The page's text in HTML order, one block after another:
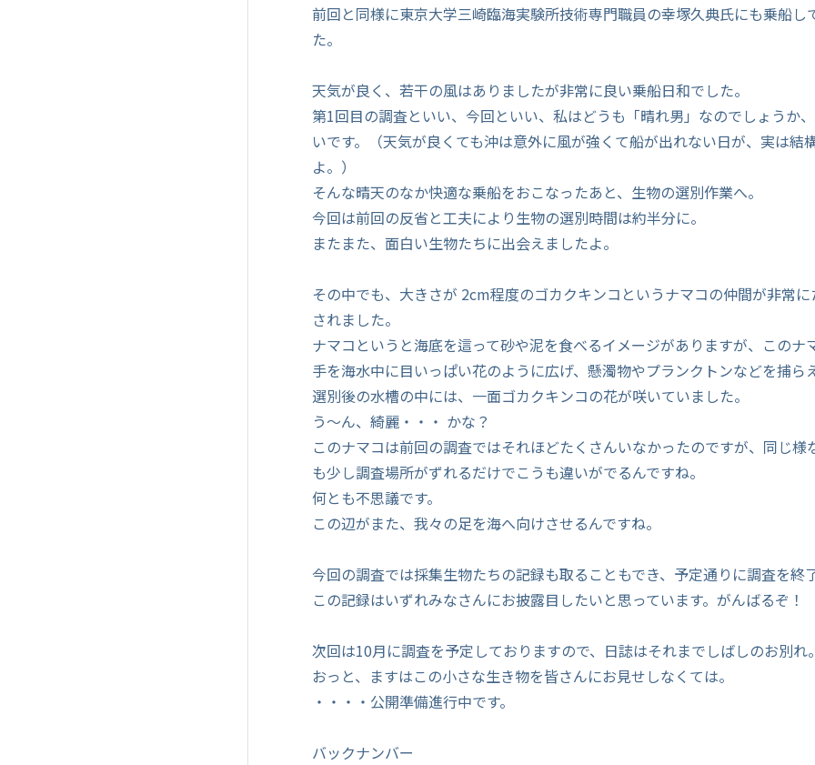
前回と同様に東京大学三崎臨海実験所技術専門職員の幸塚久典氏にも乗船し
た。
天気が良く、若干の風はありましたが非常に良い乗船日和でした。
第1回目の調査といい、今回といい、私はどうも「晴れ男」なのでしょうか
いです。（天気が良くても沖は意外に風が強くて船が出れない日が、実は結
よ。）
そんな晴天のなか快適な乗船をおこなったあと、生物の選別作業へ。
今回は前回の反省と工夫により生物の選別時間は約半分に。
またまた、面白い生物たちに出会えましたよ。
その中でも、大きさが 2cm程度のゴカクキンコというナマコの仲間が非常
されました。
ナマコというと海底を這って砂や泥を食べるイメージがありますが、このナ
手を海水中に目いっぱい花のように広げ、懸濁物やプランクトンなどを捕ら
選別後の水槽の中には、一面ゴカクキンコの花が咲いていました。
う～ん、綺麗・・・ かな？
このナマコは前回の調査ではそれほどたくさんいなかったのですが、同じ様
も少し調査場所がずれるだけでこうも違いがでるんですね。
何とも不思議です。
この辺がまた、我々の足を海へ向けさせるんですね。
今回の調査では採集生物たちの記録も取ることもでき、予定通りに調査を終
この記録はいずれみなさんにお披露目したいと思っています。がんばるぞ！
次回は10月に調査を予定しておりますので、日誌はそれまでしばしのお別れ
おっと、ますはこの小さな生き物を皆さんにお見せしなくては。
・・・・公開準備進行中です。
バックナンバー